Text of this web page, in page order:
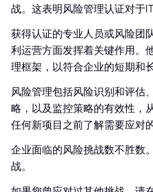
战。这表明风险管理认证对于
获得认证的专业人员或风险团
利运营方面发挥着关键作用。
理框架，以符合企业的短期和
风险管理包括风险识别和评估
略，以及监控策略的有效性，
任何新项目之前了解需要应对
企业面临的风险挑战数不胜数
战。